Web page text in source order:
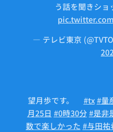
う話を聞きシ
— テレビ東京
望月歩です。🐾 #tx#量
月25日 #0時30分 #是非
数で楽しかった #与田祐